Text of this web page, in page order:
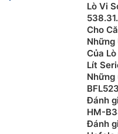
Lò Vi
Cho
Những
Của
Lít
Những
Đánh
HM-
Đánh